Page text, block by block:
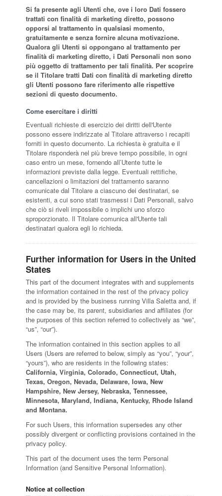
Si fa presente agli Utenti che, ove i loro Dati fossero
trattati con finalità di marketing diretto, possono
opporsi al trattamento in qualsiasi momento,
gratuitamente e senza fornire alcuna motivazione.
Qualora gli Utenti si oppongano al trattamento per
finalità di marketing diretto, i Dati Personali non sono
più oggetto di trattamento per tali finalità. Per scoprire
se il Titolare tratti Dati con finalità di marketing diretto
gli Utenti possono fare riferimento alle rispettive
sezioni di questo documento.
Come esercitare i diritti
Eventuali richieste di esercizio dei diritti dell'Utente
possono essere indirizzate al Titolare attraverso i recapiti
forniti in questo documento. La richiesta è gratuita e il
Titolare risponderà nel più breve tempo possibile, in ogni
caso entro un mese, fornendo all’Utente tutte le
informazioni previste dalla legge. Eventuali rettifiche,
cancellazioni o limitazioni del trattamento saranno
comunicate dal Titolare a ciascuno dei destinatari, se
esistenti, a cui sono stati trasmessi i Dati Personali, salvo
che ciò si riveli impossibile o implichi uno sforzo
sproporzionato. Il Titolare comunica all'Utente tali
destinatari qualora egli lo richieda.
Further information for Users in the United
States
This part of the document integrates with and supplements
the information contained in the rest of the privacy policy
and is provided by the business running Villa Saletta and, if
the case may be, its parent, subsidiaries and affiliates (for
the purposes of this section referred to collectively as “we”,
“us”, “our”).
The information contained in this section applies to all
Users (Users are referred to below, simply as “you”, “your”,
“yours”), who are residents in the following states:
California, Virginia, Colorado, Connecticut, Utah,
Texas, Oregon, Nevada, Delaware, Iowa, New
Hampshire, New Jersey, Nebraska, Tennessee,
Minnesota, Maryland, Indiana, Kentucky, Rhode Island
and Montana.
For such Users, this information supersedes any other
possibly divergent or conflicting provisions contained in the
privacy policy.
This part of the document uses the term Personal
Information (and Sensitive Personal Information).
Notice at collection